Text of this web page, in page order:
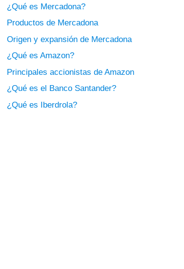
¿Qué es Mercadona?
Productos de Mercadona
Origen y expansión de Mercadona
¿Qué es Amazon?
Principales accionistas de Amazon
¿Qué es el Banco Santander?
¿Qué es Iberdrola?